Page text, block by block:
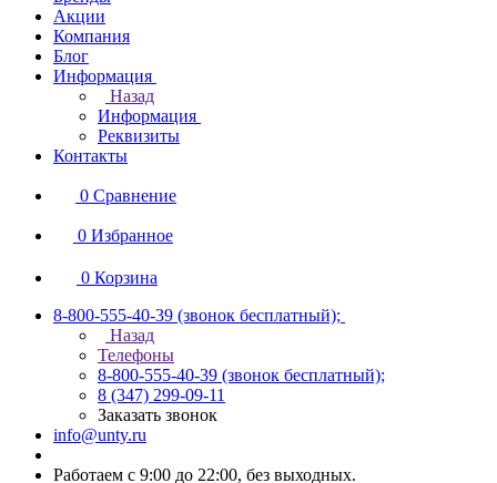
Акции
Компания
Блог
Информация
Назад
Информация
Реквизиты
Контакты
0 Сравнение
0 Избранное
0 Корзина
8-800-555-40-39 (звонок бесплатный);
Назад
Телефоны
8-800-555-40-39 (звонок бесплатный);
8 (347) 299-09-11
Заказать звонок
info@unty.ru
Работаем с 9:00 до 22:00, без выходных.